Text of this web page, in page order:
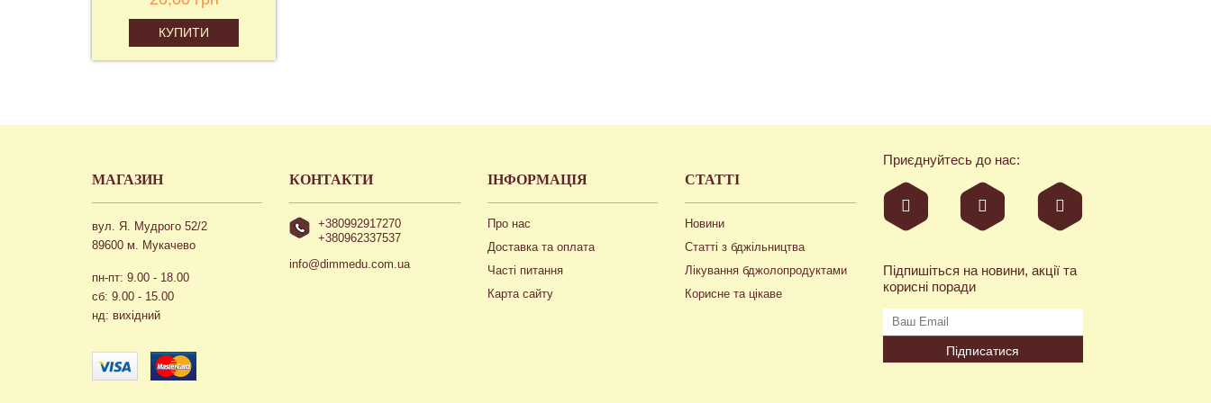
КУПИТИ
МАГАЗИН
вул. Я. Мудрого 52/2
89600 м. Мукачево
пн-пт: 9.00 - 18.00
сб: 9.00 - 15.00
нд: вихідний
КОНТАКТИ
+380992917270
+380962337537
info@dimmedu.com.ua
ІНФОРМАЦІЯ
Про нас
Доставка та оплата
Часті питання
Карта сайту
СТАТТІ
Новини
Статті з бджільництва
Лікування бджолопродуктами
Корисне та цікаве
Приєднуйтесь до нас:
Підпишіться на новини, акції та
корисні поради
Підписатися